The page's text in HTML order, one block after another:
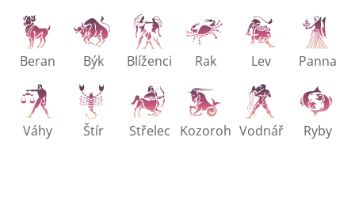
Beran Býk Blíženci Rak Lev Panna
Váhy Štír Střelec Kozoroh Vodnář Ryby